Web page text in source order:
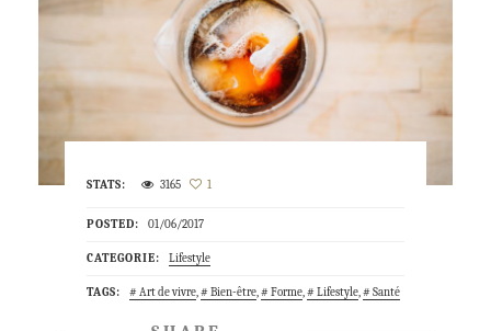
STATS: 3165 1
POSTED: 01/06/2017
CATEGORIE: Lifestyle
TAGS: Art de vivre, Bien-être, Forme, Lifestyle, Santé